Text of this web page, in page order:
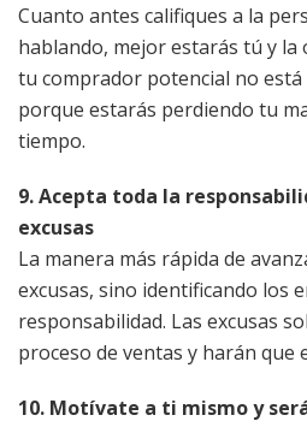
Cuanto antes califiques a la
hablando, mejor estarás tú y la
tu comprador potencial no
porque estarás perdiendo tu
tiempo.
9. Acepta toda la
excusas
La manera más rápida de
excusas, sino identificando los
responsabilidad. Las excusas
proceso de ventas y harán que
10. Motívate a ti mismo y